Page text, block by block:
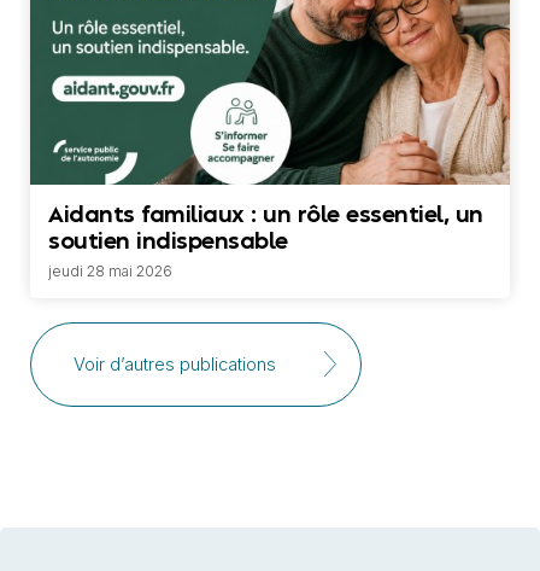
Aidants familiaux : un rôle essentiel, un
soutien indispensable
jeudi 28 mai 2026
Voir d’autres publications